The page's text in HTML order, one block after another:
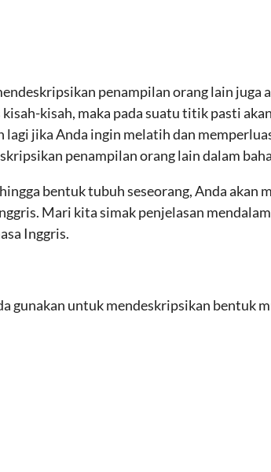
penampilan orang lain juga
kisah, maka pada suatu titik pasti
jika Anda ingin melatih dan
penampilan orang lain dalam
bentuk tubuh seseorang, Anda akan
Mari kita simak penjelasan
Inggris.
gunakan untuk mendeskripsikan bentuk